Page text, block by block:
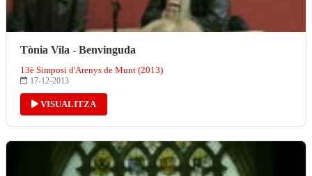
Tònia Vila - Benvinguda
13è Simposi d'Arenys de Munt (2013)
17-12-2013
VISUALITZA